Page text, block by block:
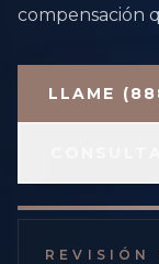
compensación
LLAME
REVISIÓN